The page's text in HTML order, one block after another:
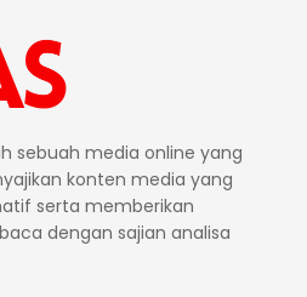
sebuah media online yang
konten media yang
serta memberikan
dengan sajian analisa